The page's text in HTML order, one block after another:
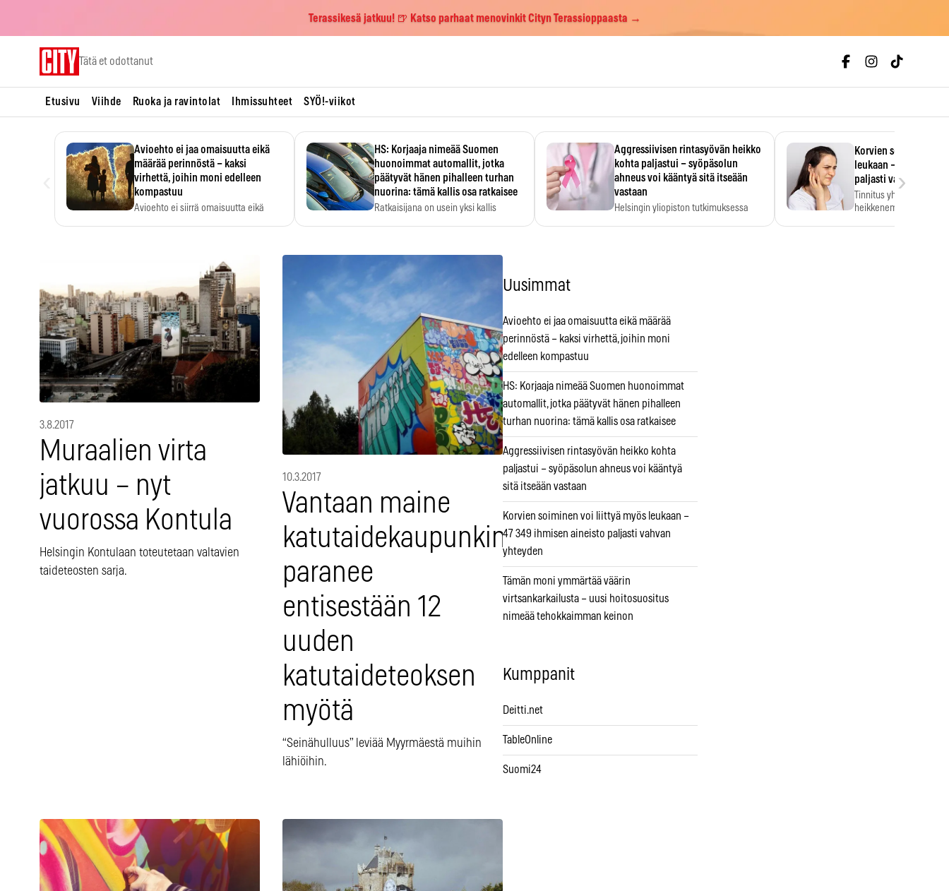
Terassikesä jatkuu! 🍺 Katso parhaat menovinkit Cityn Terassioppaasta →
Tätä et odottanut
Etusivu Viihde Ruoka ja ravintolat Ihmissuhteet SYÖ!-viikot
Avioehto ei jaa omaisuutta eikä
määrää perinnöstä – kaksi
virhettä, joihin moni edelleen
kompastuu
Avioehto ei siirrä omaisuutta eikä
HS: Korjaaja nimeää Suomen
huonoimmat automallit, jotka
päätyvät hänen pihalleen turhan
nuorina: tämä kallis osa ratkaisee
Ratkaisijana on usein yksi kallis
Aggressiivisen rintasyövän heikko
kohta paljastui – syöpäsolun
ahneus voi kääntyä sitä itseään
vastaan
Helsingin yliopiston tutkimuksessa
Korvien soiminen
leukaan – 47 349
paljasti vahvan
Tinnitus yhdistetään
heikkenemiseen.
›
3.8.2017
Muraalien virta
jatkuu – nyt
vuorossa Kontula
Helsingin Kontulaan toteutetaan valtavien
taideteosten sarja.
10.3.2017
Vantaan maine
katutaidekaupunkina
paranee
entisestään 12
uuden
katutaideteoksen
myötä
“Seinähulluus” leviää Myyrmäestä muihin
lähiöihin.
Uusimmat
Avioehto ei jaa omaisuutta eikä määrää
perinnöstä – kaksi virhettä, joihin moni
edelleen kompastuu
HS: Korjaaja nimeää Suomen huonoimmat
automallit, jotka päätyvät hänen pihalleen
turhan nuorina: tämä kallis osa ratkaisee
Aggressiivisen rintasyövän heikko kohta
paljastui – syöpäsolun ahneus voi kääntyä
sitä itseään vastaan
Korvien soiminen voi liittyä myös leukaan –
47 349 ihmisen aineisto paljasti vahvan
yhteyden
Tämän moni ymmärtää väärin
virtsankarkailusta – uusi hoitosuositus
nimeää tehokkaimman keinon
Kumppanit
Deitti.net
TableOnline
Suomi24